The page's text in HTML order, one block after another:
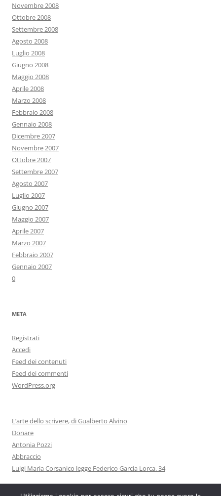
Novembre 2008
Ottobre 2008
Settembre 2008
Agosto 2008
Luglio 2008
Giugno 2008
Maggio 2008
Aprile 2008
Marzo 2008
Febbraio 2008
Gennaio 2008
Dicembre 2007
Novembre 2007
Ottobre 2007
Settembre 2007
Agosto 2007
Luglio 2007
Giugno 2007
Maggio 2007
Aprile 2007
Marzo 2007
Febbraio 2007
Gennaio 2007
0
META
Registrati
Accedi
Feed dei contenuti
Feed dei commenti
WordPress.org
L’arte dello scrivere, di Gualberto Alvino
Donare
Antonia Pozzi
Abbraccio
Luigi Maria Corsanico legge Federico Garcìa Lorca. 34